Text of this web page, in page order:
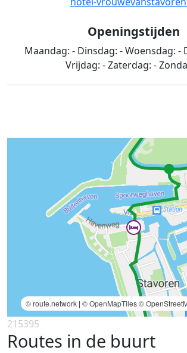
Openingstijden
Maandag: - Dinsdag: -Woensdag: -
Vrijdag: -Zaterdag: -
© route.network | © OpenMapTiles©
215395
Routes in de buurt